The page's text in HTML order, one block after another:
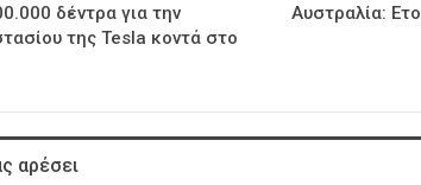
δέντρα για την
της Tesla κοντά στο
Αυστραλία:
αρέσει